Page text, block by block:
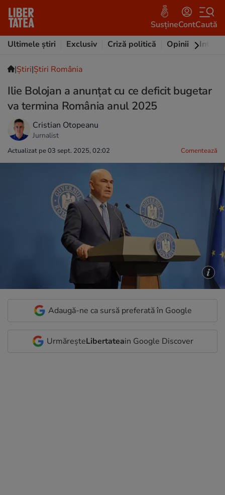
SusțineContCaută
Ultimele știri
Exclusiv Criză politică Opinii
|Ştiri|Știri România
Ilie Bolojan a anunțat cu ce deficit bugetar
va termina România anul 2025
Cristian Otopeanu
Jurnalist
Actualizat pe 03 sept. 2025, 02:02 Comentează
Adaugă-ne ca sursă preferată în Google
UrmăreșteLibertateain Google Discover